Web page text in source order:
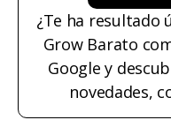
¿Te ha resultado
Grow Barato
Google y
novedades,